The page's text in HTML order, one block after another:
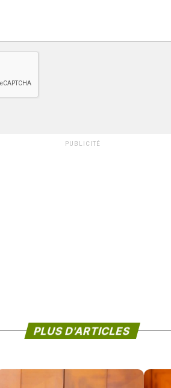
PUBLICITÉ
PLUS D'ARTICLES